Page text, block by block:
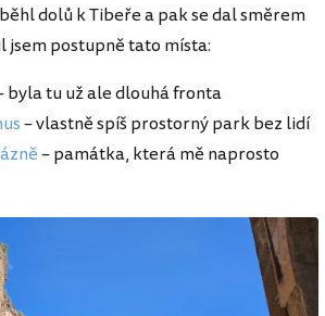
dolů k Tibeře a pak se dal směrem
jsem postupně tato místa:
byla tu už ale dlouhá fronta
– vlastně spíš prostorný park bez lidí
– památka, která mě naprosto